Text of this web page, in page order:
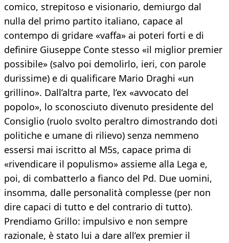
comico, strepitoso e visionario, demiurgo dal
nulla del primo partito italiano, capace al
contempo di gridare «vaffa» ai poteri forti e di
definire Giuseppe Conte stesso «il miglior premier
possibile» (salvo poi demolirlo, ieri, con parole
durissime) e di qualificare Mario Draghi «un
grillino». Dall’altra parte, l’ex «avvocato del
popolo», lo sconosciuto divenuto presidente del
Consiglio (ruolo svolto peraltro dimostrando doti
politiche e umane di rilievo) senza nemmeno
essersi mai iscritto al M5s, capace prima di
«rivendicare il populismo» assieme alla Lega e,
poi, di combatterlo a fianco del Pd. Due uomini,
insomma, dalle personalità complesse (per non
dire capaci di tutto e del contrario di tutto).
Prendiamo Grillo: impulsivo e non sempre
razionale, è stato lui a dare all’ex premier il